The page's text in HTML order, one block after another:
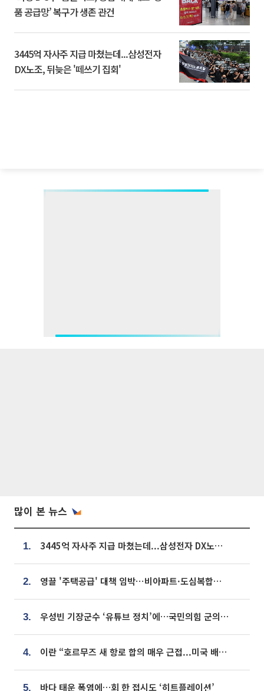
품 공급망’ 복구가 생존 관건
3445억 자사주 지급 마쳤는데...삼성전자
DX노조, 뒤늦은 '떼쓰기 집회'
많이 본 뉴스
1. 3445억 자사주 지급 마쳤는데...삼성전자 DX노조, 뒤늦은 '떼쓰기 집회'
2. 영끌 '주택공급' 대책 임박⋯비아파트·도심복합까지 총동원
3. 우성빈 기장군수 ‘유튜브 정치’에…국민의힘 군의원들 집단 반발
4. 이란 “호르무즈 새 항로 합의 매우 근접...미국 배상 먼저”
5. 바다 태운 폭염에…회 한 접시도 ‘히트플레이션’